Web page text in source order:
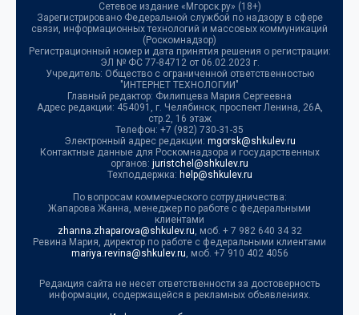
Сетевое издание «Мгорск.ру» (18+)
Зарегистрировано Федеральной службой по надзору в сфере
связи, информационных технологий и массовых коммуникаций
(Роскомнадзор)
Регистрационный номер и дата принятия решения о регистрации:
ЭЛ № ФС 77-84712 от 06.02.2023 г.
Учредитель: Общество с ограниченной ответственностью
"ИНТЕРНЕТ ТЕХНОЛОГИИ"
Главный редактор: Филипцева Мария Сергеевна
Адрес редакции: 454091, г. Челябинск, проспект Ленина, 26А,
стр.2, 16 этаж
Телефон: +7 (982) 730-31-35
Электронный адрес редакции: mgorsk@shkulev.ru
Контактные данные для Роскомнадзора и государственных
органов: juristchel@shkulev.ru
Техподдержка: help@shkulev.ru
По вопросам коммерческого сотрудничества:
Жапарова Жанна, менеджер по работе с федеральными
клиентами
zhanna.zhaparova@shkulev.ru, моб. + 7 982 640 34 32
Ревина Мария, директор по работе с федеральными клиентами
mariya.revina@shkulev.ru, моб. +7 910 402 4056
Редакция сайта не несет ответственности за достоверность
информации, содержащейся в рекламных объявлениях.